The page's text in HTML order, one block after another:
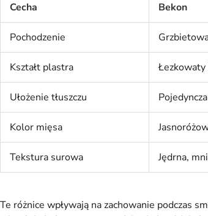
Cecha Bekon
Pochodzenie
Kształt plastra
Ułożenie tłuszczu
Kolor mięsa
Tekstura surowa Jędrna,
Te różnice wpływają na zachowanie podczas